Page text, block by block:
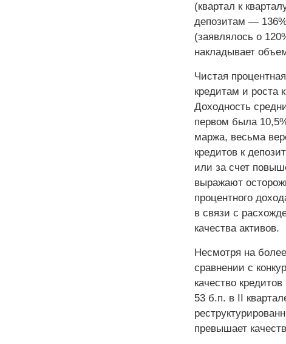
(квартал к
депозитам —
(заявлялось о
накладывает
Чистая
кредитам и роста
Доходность
первом была
маржа, весьма
кредитов к
или за счет
выражают
процентного
в связи с
качества активов.
Несмотря на
сравнении с
качество
53 б.п. в II
превышает